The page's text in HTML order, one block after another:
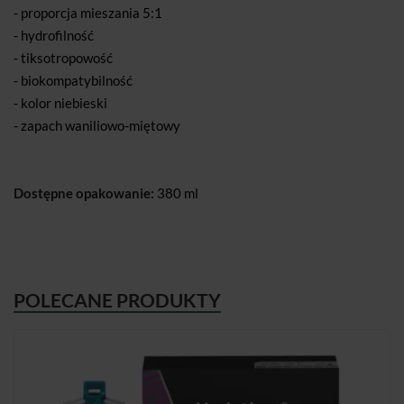
- proporcja mieszania 5:1
- hydrofilność
- tiksotropowość
- biokompatybilność
- kolor niebieski
- zapach waniliowo-miętowy
Dostępne opakowanie: 380 ml
POLECANE PRODUKTY